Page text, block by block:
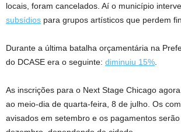
locais, foram cancelados. Aí o município
subsídios para grupos artísticos que perdem
Durante a última batalha orçamentária na
do DCASE era o seguinte: diminuiu 15%
As inscrições para o Next Stage Chicago
ao meio-dia de quarta-feira, 8 de julho. Os
avisados ​​em setembro e os pagamentos